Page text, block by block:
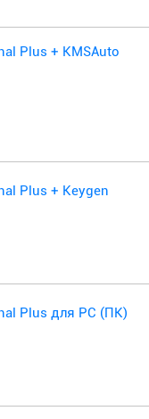
Plus + KMSAuto
Plus + Keygen
Plus для PC (ПК)